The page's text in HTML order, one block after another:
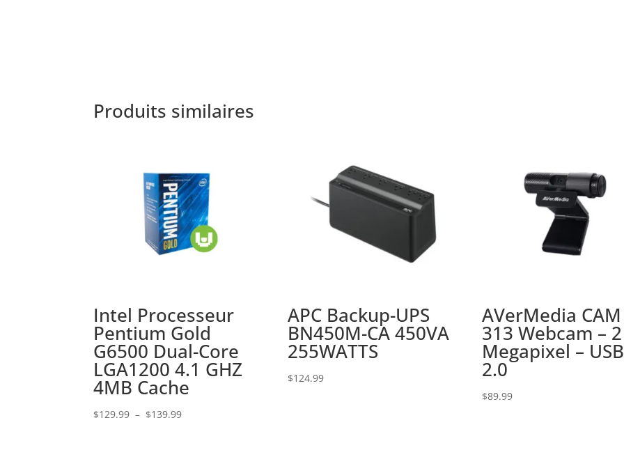
Produits similaires
Intel Processeur
Pentium Gold
G6500 Dual-Core
LGA1200 4.1 GHZ
4MB Cache
$129.99 – $139.99Plage
APC Backup-UPS
BN450M-CA 450VA
255WATTS
$124.99
AVerMedia CAM
313 Webcam – 2
Megapixel – USB
2.0
$89.99